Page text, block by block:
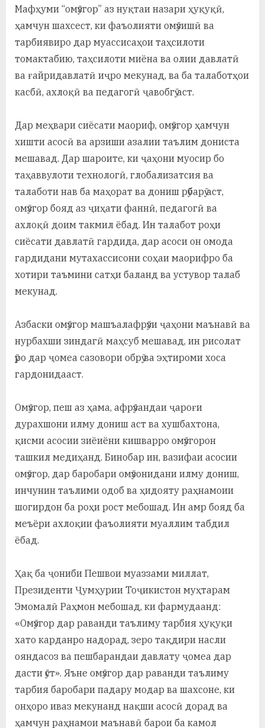
Мафҳуми “омӯзгор” аз нуқтаи назари ҳуқуқӣ,
ҳамчун шахсест, ки фаъолияти омӯзишӣ ва
тарбиявиро дар муассисаҳои таҳсилоти
томактабию, таҳсилоти миёна ва олии давлатӣ
ва ғайридавлатӣ иҷро мекунад, ва ба талаботҳои
касбӣ, ахлоқӣ ва педагогӣ ҷавобгӯ аст.
Дар меҳвари сиёсати маориф, омӯзгор ҳамчун
хишти асосӣ ва арзиши азалии таълим дониста
мешавад. Дар шароите, ки ҷаҳони муосир бо
таҳаввулоти технологӣ, глобализатсия ва
талаботи нав ба маҳорат ва дониш рӯбарӯ аст,
омӯзгор бояд аз ҷиҳати фаннӣ, педагогӣ ва
ахлоқӣ доим такмил ёбад. Ин талабот роҳи
сиёсати давлатӣ гардида, дар асоси он омода
гардидани мутахассисони соҳаи маорифро ба
хотири таъмини сатҳи баланд ва устувор талаб
мекунад.
Азбаски омӯзгор машъалафрӯзи ҷаҳони маънавӣ ва
нурбахши зиндагӣ маҳсуб мешавад, ин рисолат
ӯро дар ҷомеа сазовори обрӯ ва эҳтироми хоса
гардонидааст.
Омӯзгор, пеш аз ҳама, афрӯзандаи ҷароғи
дурахшони илму дониш аст ва хушбахтона,
қисми асосии зиёиёни кишварро омӯзгорон
ташкил медиҳанд. Бинобар ин, вазифаи асосии
омӯзгор, дар баробари омӯзонидани илму дониш,
инчунин таълими одоб ва ҳидояту раҳнамоии
шогирдон ба роҳи рост мебошад. Ин амр бояд ба
меъёри ахлоқии фаъолияти муаллим табдил
ёбад.
Ҳақ ба ҷониби Пешвои муаззами миллат,
Президенти Ҷумҳурии Тоҷикистон муҳтарам
Эмомалӣ Раҳмон мебошад, ки фармудаанд:
«Омӯзгор дар раванди таълиму тарбия ҳуқуқи
хато карданро надорад, зеро тақдири насли
ояндасоз ва пешбарандаи давлату ҷомеа дар
дасти ӯст». Яъне омӯзгор дар раванди таълиму
тарбия баробари падару модар ва шахсоне, ки
онҳоро иваз мекунанд нақши асосӣ дорад ва
ҳамчун раҳнамои маънавӣ барои ба камол